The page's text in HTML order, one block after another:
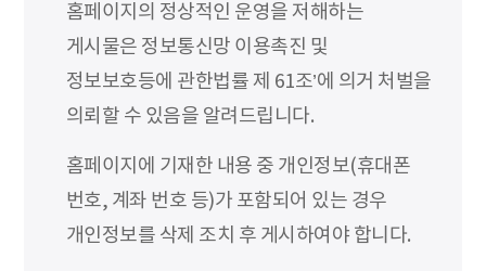
홈페이지의 정상적인 운영을 저해하는
게시물은 정보통신망 이용촉진 및
정보보호등에 관한법률 제 61조’에 의거 처벌을
의뢰할 수 있음을 알려드립니다.
홈페이지에 기재한 내용 중 개인정보(휴대폰
번호, 계좌 번호 등)가 포함되어 있는 경우
개인정보를 삭제 조치 후 게시하여야 합니다.